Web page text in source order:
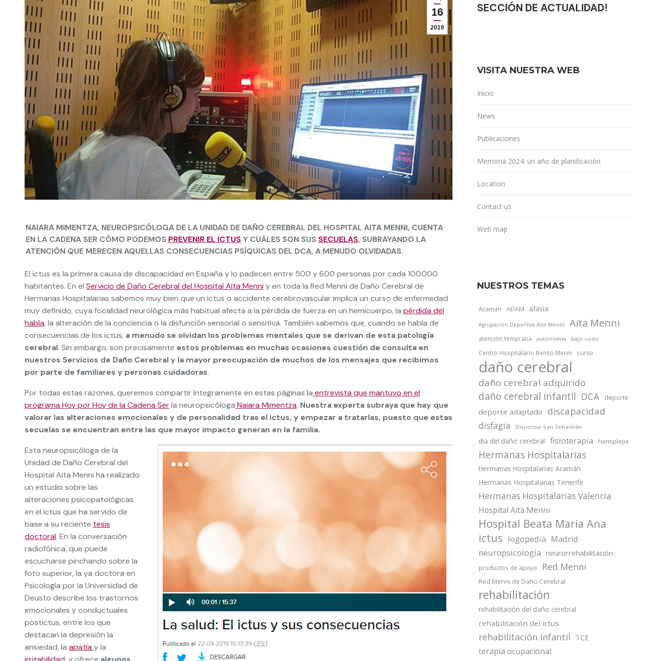
16
2019
NAIARA MIMENTZA, NEUROPSICÓLOGA DE LA UNIDAD DE DAÑO CEREBRAL DEL HOSPITAL AITA MENNI, CUENTA
EN LA CADENA SER CÓMO PODEMOS PREVENIR EL ICTUSY CUÁLES SON SUS SECUELAS, SUBRAYANDO LA
ATENCIÓN QUE MERECEN AQUELLAS CONSECUENCIAS PSÍQUICAS DEL DCA, A MENUDO OLVIDADAS.
El ictus es la primera causa de discapacidad en España y lo padecen entre 500 y 600 personas por cada 100.000
habitantes. En el Servicio de Daño Cerebral del Hospital Aita Menni y en toda la Red Menni de Daño Cerebral de
Hermanas Hospitalarias sabemos muy bien que un ictus o accidente cerebrovascular implica un curso de enfermedad
muy definido, cuya focalidad neurológica más habitual afecta a la pérdida de fuerza en un hemicuerpo, la pérdida del
habla, la alteración de la conciencia o la disfunción sensorial o sensitiva. También sabemos que, cuando se habla de
consecuencias de los ictus, a menudo se olvidan los problemas mentales que se derivan de esta patología
cerebral. Sin embargo, son precisamente estos problemas en muchas ocasiones cuestión de consulta en
nuestros Servicios de Daño Cerebral y la mayor preocupación de muchos de los mensajes que recibimos
por parte de familiares y personas cuidadoras.
Por todas estas razones, queremos compartir íntegramente en estas páginas la entrevista que mantuvo en el
programa Hoy por Hoy de la Cadena Serla neuropsicóloga Naiara Mimentza. Nuestra experta subraya que hay que
valorar las alteraciones emocionales y de personalidad tras el ictus, y empezar a tratarlas, puesto que estas
secuelas se encuentran entre las que mayor impacto generan en la familia.
Esta neuropsicóloga de la
Unidad de Daño Cerebral del
Hospital Aita Menni ha realizado
un estudio sobre las
alteraciones psicopatológicas
en el ictus que ha servido de
base a su reciente tesis
doctoral. En la conversación
radiofónica, que puede
escucharse pinchando sobre la
foto superior, la ya doctora en
Psicología por la Universidad de
Deusto describe los trastornos
emocionales y conductuales
postictus, entre los que
destacan la depresión la
ansiedad, la apatía y la
SECCIÓN DE ACTUALIDAD!
VISITA NUESTRA WEB
Inicio
News
Publicaciones
Memoria 2024: un año de planificación
Location
Contact us
Web map
NUESTROS TEMAS
Acamán ADAM afasia
Agrupación Deportiva Aita Menni Aita Menni
atención temprana autonomía bajo coste
Centro Hospitalario Benito Menni curso
daño cerebral
daño cerebral adquirido
daño cerebral infantil DCA deporte
deporte adaptado discapacidad
disfagia Donostia-San Sebastián
día del daño cerebral fisioterapia hemiplejia
Hermanas Hospitalarias
Hermanas Hospitalarias Acamán
Hermanas Hospitalarias Tenerife
Hermanas Hospitalarias Valencia
Hospital Aita Menni
Hospital Beata María Ana
ictus logopedia Madrid
neuropsicología neurorrehabilitación
productos de apoyo Red Menni
Red Menni de Daño Cerebral
rehabilitación
rehabilitación del daño cerebral
rehabilitación del ictus
rehabilitación infantil TCE
terapia ocupacional